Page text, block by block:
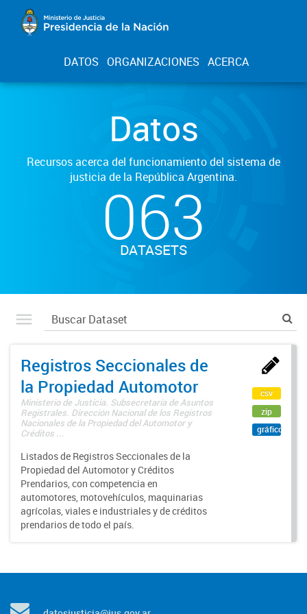
DATOS ORGANIZACIONES ACERCA
Datos
Recursos acerca del funcionamiento del sistema de
justicia de la República Argentina.
063
DATASETS
Registros Seccionales de
la Propiedad Automotor
Ministerio de Justicia. Subsecretaría de Asuntos
Registrales. Dirección Nacional de los Registros
Nacionales de la Propiedad del Automotor y
Créditos ...
Listados de Registros Seccionales de la
Propiedad del Automotor y Créditos
Prendarios, con competencia en
automotores, motovehículos, maquinarias
agrícolas, viales e industriales y de créditos
prendarios de todo el país.
csv
zip
gráfico